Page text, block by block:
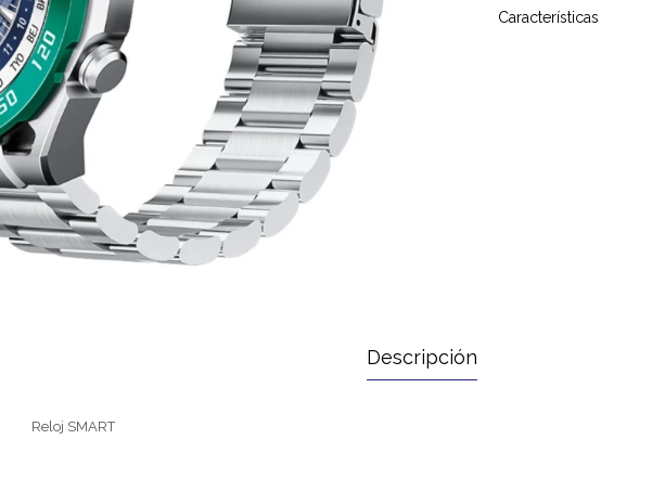
Características
Descripción
Reloj SMART